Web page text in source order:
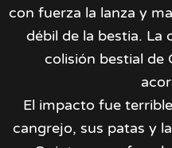
con fuerza la lanza y
débil de la bestia. La
colisión bestial de
El impacto fue
cangrejo, sus patas y